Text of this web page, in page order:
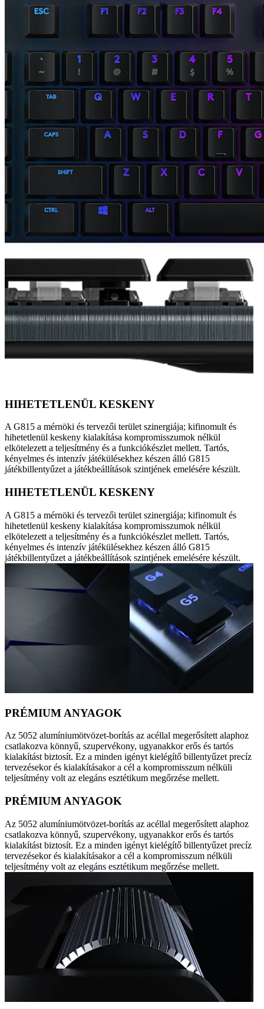
HIHETETLENÜL KESKENY
A G815 a mérnöki és tervezői terület szinergiája; kifinomult és
hihetetlenül keskeny kialakítása kompromisszumok nélkül
elkötelezett a teljesítmény és a funkciókészlet mellett. Tartós,
kényelmes és intenzív játékülésekhez készen álló G815
játékbillentyűzet a játékbeállítások szintjének emelésére készült.
HIHETETLENÜL KESKENY
A G815 a mérnöki és tervezői terület szinergiája; kifinomult és
hihetetlenül keskeny kialakítása kompromisszumok nélkül
elkötelezett a teljesítmény és a funkciókészlet mellett. Tartós,
kényelmes és intenzív játékülésekhez készen álló G815
játékbillentyűzet a játékbeállítások szintjének emelésére készült.
PRÉMIUM ANYAGOK
Az 5052 alumíniumötvözet-borítás az acéllal megerősített alaphoz
csatlakozva könnyű, szupervékony, ugyanakkor erős és tartós
kialakítást biztosít. Ez a minden igényt kielégítő billentyűzet precíz
tervezésekor és kialakításakor a cél a kompromisszum nélküli
teljesítmény volt az elegáns esztétikum megőrzése mellett.
PRÉMIUM ANYAGOK
Az 5052 alumíniumötvözet-borítás az acéllal megerősített alaphoz
csatlakozva könnyű, szupervékony, ugyanakkor erős és tartós
kialakítást biztosít. Ez a minden igényt kielégítő billentyűzet precíz
tervezésekor és kialakításakor a cél a kompromisszum nélküli
teljesítmény volt az elegáns esztétikum megőrzése mellett.